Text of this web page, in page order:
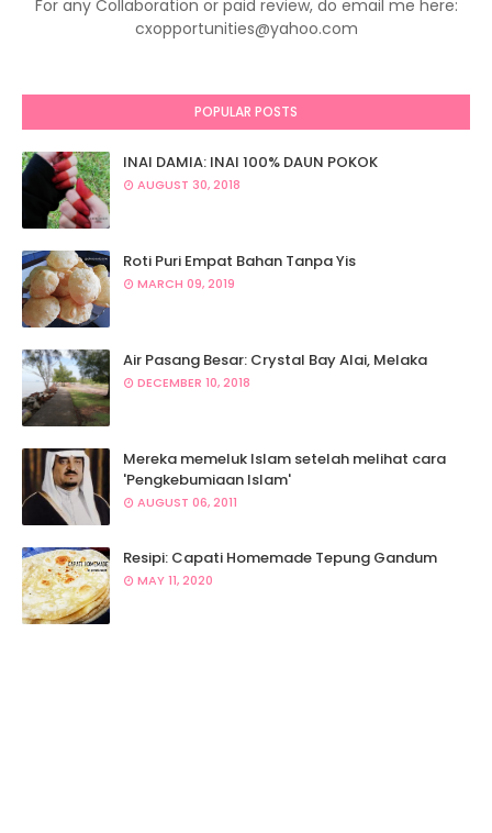
For any Collaboration or paid review, do email me here:
cxopportunities@yahoo.com
POPULAR POSTS
INAI DAMIA: INAI 100% DAUN POKOK
AUGUST 30, 2018
Roti Puri Empat Bahan Tanpa Yis
MARCH 09, 2019
Air Pasang Besar: Crystal Bay Alai, Melaka
DECEMBER 10, 2018
Mereka memeluk Islam setelah melihat cara
'Pengkebumiaan Islam'
AUGUST 06, 2011
Resipi: Capati Homemade Tepung Gandum
MAY 11, 2020